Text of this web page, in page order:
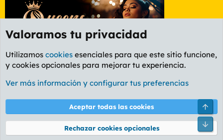
Foro General
Cookies
PL OLDSTYLE AMARILLO
Términos y reglas Política de privacidad Ayuda
Community platform by XenForo® © 2010-2026 XenForo Ltd.
Valoramos tu privacidad
Utilizamos cookies esenciales para que este sitio funcione,
y cookies opcionales para mejorar tu experiencia.
Ver más información y configurar tus preferencias
Aceptar todas las cookies
Rechazar cookies opcionales
Pie